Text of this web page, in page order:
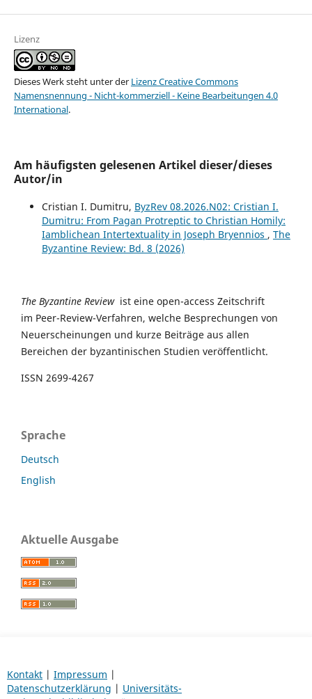
Lizenz
Dieses Werk steht unter der Lizenz Creative Commons
Namensnennung - Nicht-kommerziell - Keine Bearbeitungen 4.0
International.
Am häufigsten gelesenen Artikel dieser/dieses
Autor/in
Cristian I. Dumitru, ByzRev 08.2026.N02: Cristian I.
Dumitru: From Pagan Protreptic to Christian Homily:
Iamblichean Intertextuality in Joseph Bryennios , The
Byzantine Review: Bd. 8 (2026)
The Byzantine Reviewist eine open-access Zeitschrift
im Peer-Review-Verfahren, welche Besprechungen von
Neuerscheinungen und kurze Beiträge aus allen
Bereichen der byzantinischen Studien veröffentlicht.
ISSN 2699-4267
Sprache
Deutsch
English
Aktuelle Ausgabe
Kontakt| Impressum |
Datenschutzerklärung | Universitäts-